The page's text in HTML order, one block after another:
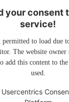
your consent
service!
to load due
The website owner
add this content to
used.
Usercentrics